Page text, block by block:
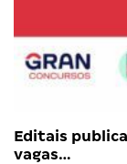
Editais
vagas…